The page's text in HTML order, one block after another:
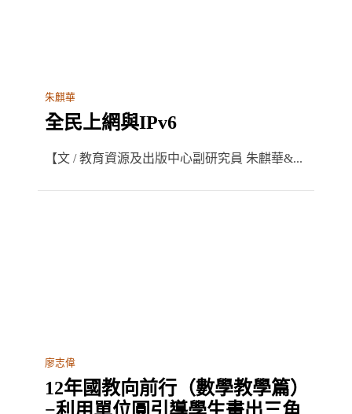
朱麒華
全民上網與IPv6
【文 / 教育資源及出版中心副研究員 朱麒華&...
廖志偉
12年國教向前行（數學教學篇）